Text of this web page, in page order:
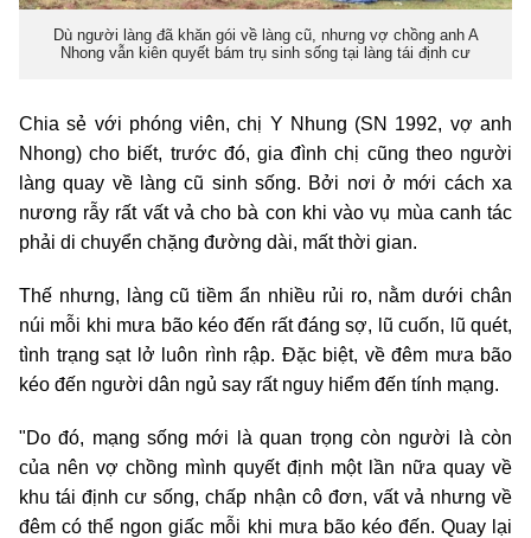
Dù người làng đã khăn gói về làng cũ, nhưng vợ chồng anh A
Nhong vẫn kiên quyết bám trụ sinh sống tại làng tái định cư
Chia sẻ với phóng viên, chị Y Nhung (SN 1992, vợ anh
Nhong) cho biết, trước đó, gia đình chị cũng theo người
làng quay về làng cũ sinh sống. Bởi nơi ở mới cách xa
nương rẫy rất vất vả cho bà con khi vào vụ mùa canh tác
phải di chuyển chặng đường dài, mất thời gian.
Thế nhưng, làng cũ tiềm ẩn nhiều rủi ro, nằm dưới chân
núi mỗi khi mưa bão kéo đến rất đáng sợ, lũ cuốn, lũ quét,
tình trạng sạt lở luôn rình rập. Đặc biệt, về đêm mưa bão
kéo đến người dân ngủ say rất nguy hiểm đến tính mạng.
"Do đó, mạng sống mới là quan trọng còn người là còn
của nên vợ chồng mình quyết định một lần nữa quay về
khu tái định cư sống, chấp nhận cô đơn, vất vả nhưng về
đêm có thể ngon giấc mỗi khi mưa bão kéo đến. Quay lại